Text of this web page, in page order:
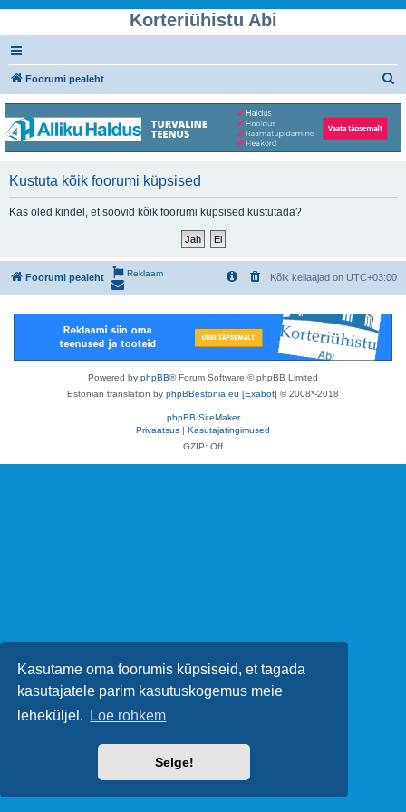
Kasutame oma foorumis küpsiseid, et tagada
kasutajatele parim kasutuskogemus meie
leheküljel.
Loe rohkem
Selge!
Korteriühistu Abi
Foorumi pealeht
Kustuta kõik foorumi küpsised
Kas oled kindel, et soovid kõik foorumi küpsised kustutada?
Foorumi pealeht Kõik kellaajad on UTC+03:00
Reklaam
Powered by phpBB® Forum Software © phpBB Limited
Estonian translation by phpBBestonia.eu [Exabot] © 2008*-2018
phpBB SiteMaker
Privaatsus | Kasutajatingimused
GZIP: Off